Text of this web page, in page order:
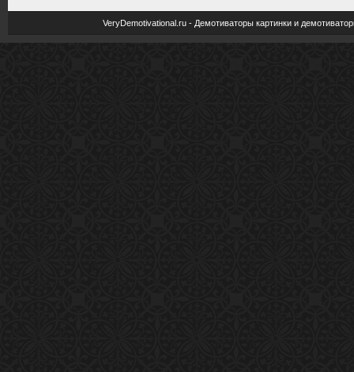
VeryDemotivational.ru - Демотиваторы картинки и